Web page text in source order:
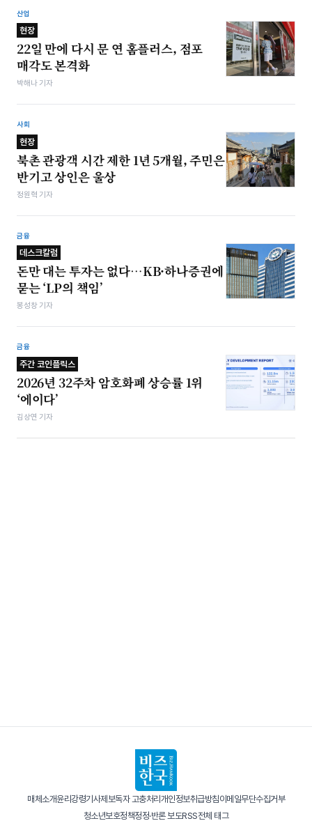
산업
현장
22일 만에 다시 문 연 홈플러스, 점포
매각도 본격화
박해나 기자
사회
현장
북촌 관광객 시간 제한 1년 5개월, 주민은
반기고 상인은 울상
정원혁 기자
금융
데스크칼럼
돈만 대는 투자는 없다…KB·하나증권에
묻는 ‘LP의 책임’
봉성창 기자
금융
주간 코인플릭스
2026년 32주차 암호화폐 상승률 1위
‘에이다’
김상연 기자
매체소개윤리강령기사제보독자 고충처리 개인정보취급방침이메일무단수집거부
청소년보호정책정정·반론 보도RSS전체 태그